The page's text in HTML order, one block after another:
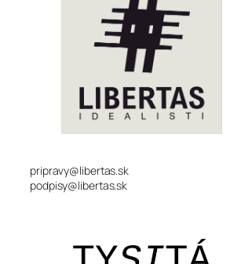
pripravy@libertas.sk
podpisy@libertas.sk